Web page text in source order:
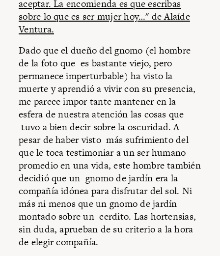
aceptar. La encomienda es que escribas
sobre lo que es ser mujer hoy…" de Alaíde
Ventura.
Dado que el dueño del gnomo (el hombre
de la foto que es bastante viejo, pero
permanece imperturbable) ha visto la
muerte y aprendió a vivir con su presencia,
me parece impor tante mantener en la
esfera de nuestra atención las cosas que
tuvo a bien decir sobre la oscuridad. A
pesar de haber visto más sufrimiento del
que le toca testimoniar a un ser humano
promedio en una vida, este hombre también
decidió que un gnomo de jardín era la
compañía idónea para disfrutar del sol. Ni
más ni menos que un gnomo de jardín
montado sobre un cerdito. Las hortensias,
sin duda, aprueban de su criterio a la hora
de elegir compañía.